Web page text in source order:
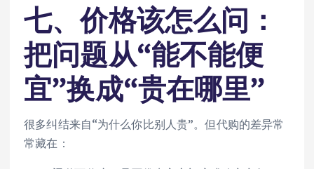
七、价格该怎么问：
把问题从“能不能便
宜”换成“贵在哪里”
很多纠结来自“为什么你比别人贵”。但代购的差异常
常藏在：